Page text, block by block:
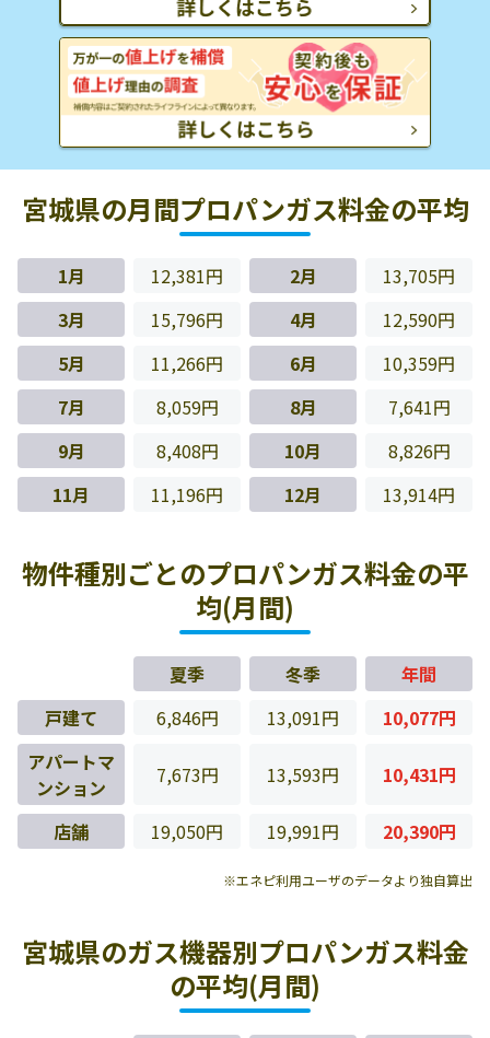
宮城県の月間プロパンガス料金の平均
1月 12,381円 2月
13,705円
3月
15,796円 4月
12,590円
5月
11,266円 6月
10,359円
7月
8,059円 8月
7,641円
9月
8,408円 10月
8,826円
11月
11,196円 12月 13,914円
物件種別ごとのプロパンガス料金の平
均(月間)
夏季 冬季
年間
戸建て
6,846円 13,091円
10,077円
アパートマ
ンション
7,673円 13,593円 10,431円
店舗 19,050円 19,991円 20,390円
※エネピ利用ユーザのデータより独自算出
宮城県のガス機器別プロパンガス料金
の平均(月間)